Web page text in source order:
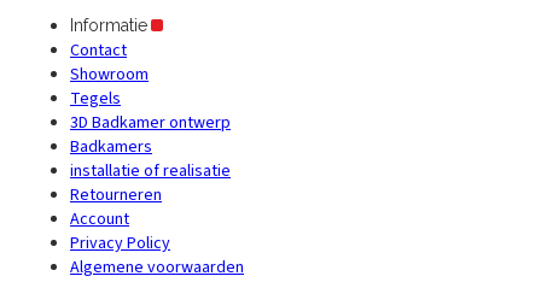
Informatie
Contact
Showroom
Tegels
3D Badkamer ontwerp
Badkamers
installatie of realisatie
Retourneren
Account
Privacy Policy
Algemene voorwaarden